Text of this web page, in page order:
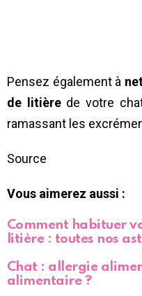
Pensez également à
de litièrede votre
ramassant les
Source
Vous aimerez aussi :
Comment habituer
litière : toutes nos
Chat : allergie
alimentaire ?